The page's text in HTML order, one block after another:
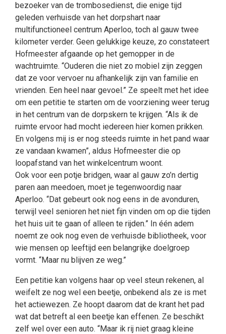
bezoeker van de trombosedienst, die enige tijd
geleden verhuisde van het dorpshart naar
multifunctioneel centrum Aperloo, toch al gauw twee
kilometer verder. Geen gelukkige keuze, zo constateert
Hofmeester afgaande op het gemopper in de
wachtruimte. “Ouderen die niet zo mobiel zijn zeggen
dat ze voor vervoer nu afhankelijk zijn van familie en
vrienden. Een heel naar gevoel.” Ze speelt met het idee
om een petitie te starten om de voorziening weer terug
in het centrum van de dorpskern te krijgen. “Als ik de
ruimte ervoor had mocht iedereen hier komen prikken.
En volgens mij is er nog steeds ruimte in het pand waar
ze vandaan kwamen”, aldus Hofmeester die op
loopafstand van het winkelcentrum woont.
Ook voor een potje bridgen, waar al gauw zo’n dertig
paren aan meedoen, moet je tegenwoordig naar
Aperloo. “Dat gebeurt ook nog eens in de avonduren,
terwijl veel senioren het niet fijn vinden om op die tijden
het huis uit te gaan of alleen te rijden.” In één adem
noemt ze ook nog even de verhuisde bibliotheek, voor
wie mensen op leeftijd een belangrijke doelgroep
vormt. “Maar nu blijven ze weg.”
Een petitie kan volgens haar op veel steun rekenen, al
weifelt ze nog wel een beetje, onbekend als ze is met
het actiewezen. Ze hoopt daarom dat de krant het pad
wat dat betreft al een beetje kan effenen. Ze beschikt
zelf wel over een auto. “Maar ik rij niet graag kleine